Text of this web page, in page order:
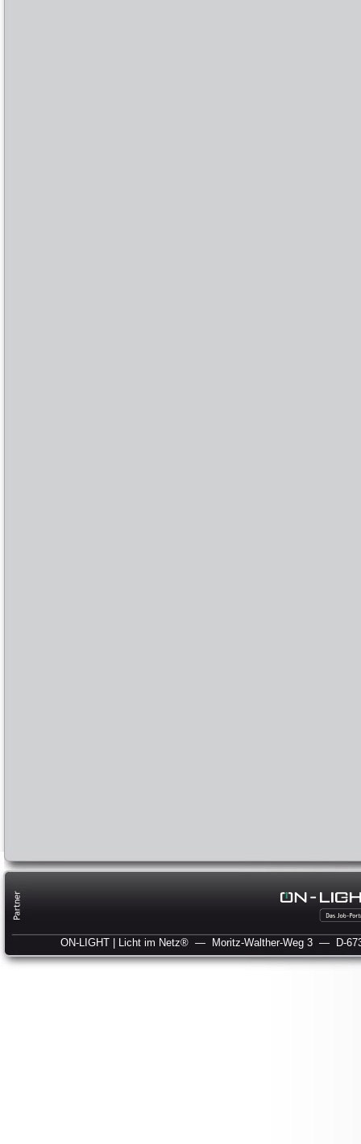
ON-LIGHT | Licht im Netz® — Moritz-Walther-Weg 3 — D-